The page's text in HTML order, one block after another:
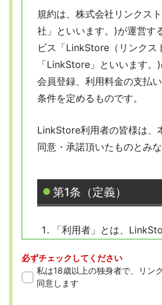
規約は、株式会社リンクス
社」といいます。)が運営す
ビス「LinkStore（リンクス
「LinkStore」といいます。
会員登録、利用料金の支払
条件を定めるものです。
LinkStore利用者の皆様は、
同意・承諾頂いたものとみな
第1条（定義）
「利用者」とは、
「会員」とは、本規約に
をした人を指します。
必ずチェックしてください
私は18歳以上の独身者で、リン
同意します